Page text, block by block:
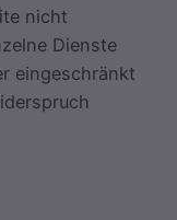
nicht
Dienste
eingeschränkt